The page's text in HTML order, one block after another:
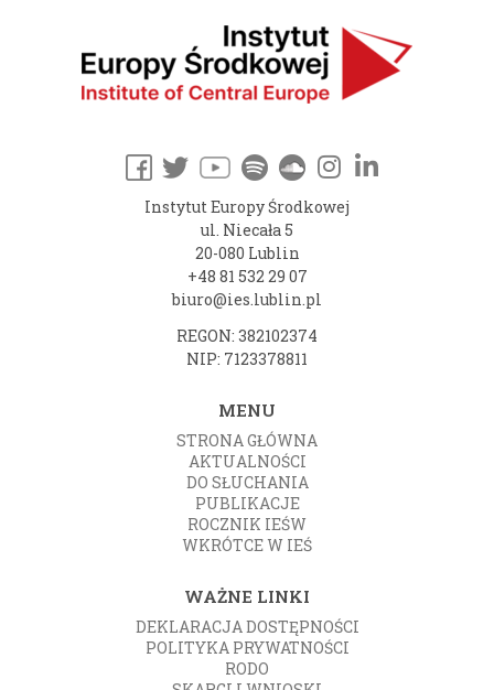
Instytut Europy Środkowej
ul. Niecała 5
20-080 Lublin
+48 81 532 29 07
biuro@ies.lublin.pl
REGON: 382102374
NIP: 7123378811
MENU
STRONA GŁÓWNA
AKTUALNOŚCI
DO SŁUCHANIA
PUBLIKACJE
ROCZNIK IEŚW
WKRÓTCE W IEŚ
WAŻNE LINKI
DEKLARACJA DOSTĘPNOŚCI
POLITYKA PRYWATNOŚCI
RODO